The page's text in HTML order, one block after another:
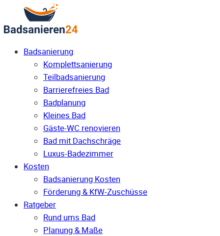
Badsanierung
Komplettsanierung
Teilbadsanierung
Barrierefreies Bad
Badplanung
Kleines Bad
Gäste-WC renovieren
Bad mit Dachschräge
Luxus-Badezimmer
Kosten
Badsanierung Kosten
Förderung & KfW-Zuschüsse
Ratgeber
Rund ums Bad
Planung & Maße